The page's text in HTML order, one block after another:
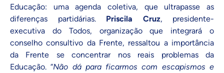
Educação: uma agenda coletiva, que ultrapasse as
diferenças partidárias. Priscila Cruz, presidente-
executiva do Todos, organização que integrará o
conselho consultivo da Frente, ressaltou a importância
da Frente se concentrar nos reais problemas da
Educação. “Não dá para ficarmos com escapismos e